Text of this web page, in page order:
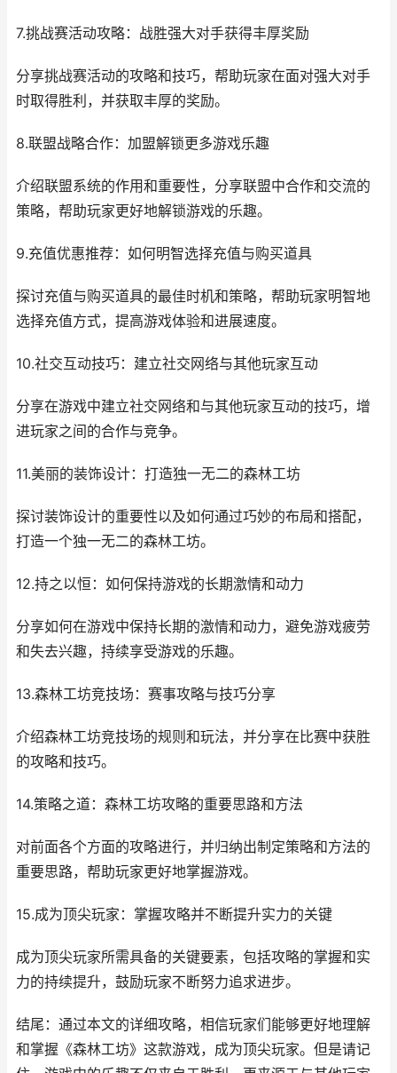
7.挑战赛活动攻略：战胜强大对手获得丰厚奖励
分享挑战赛活动的攻略和技巧，帮助玩家在面对强大对手
时取得胜利，并获取丰厚的奖励。
8.联盟战略合作：加盟解锁更多游戏乐趣
介绍联盟系统的作用和重要性，分享联盟中合作和交流的
策略，帮助玩家更好地解锁游戏的乐趣。
9.充值优惠推荐：如何明智选择充值与购买道具
探讨充值与购买道具的最佳时机和策略，帮助玩家明智地
选择充值方式，提高游戏体验和进展速度。
10.社交互动技巧：建立社交网络与其他玩家互动
分享在游戏中建立社交网络和与其他玩家互动的技巧，增
进玩家之间的合作与竞争。
11.美丽的装饰设计：打造独一无二的森林工坊
探讨装饰设计的重要性以及如何通过巧妙的布局和搭配，
打造一个独一无二的森林工坊。
12.持之以恒：如何保持游戏的长期激情和动力
分享如何在游戏中保持长期的激情和动力，避免游戏疲劳
和失去兴趣，持续享受游戏的乐趣。
13.森林工坊竞技场：赛事攻略与技巧分享
介绍森林工坊竞技场的规则和玩法，并分享在比赛中获胜
的攻略和技巧。
14.策略之道：森林工坊攻略的重要思路和方法
对前面各个方面的攻略进行，并归纳出制定策略和方法的
重要思路，帮助玩家更好地掌握游戏。
15.成为顶尖玩家：掌握攻略并不断提升实力的关键
成为顶尖玩家所需具备的关键要素，包括攻略的掌握和实
力的持续提升，鼓励玩家不断努力追求进步。
结尾：通过本文的详细攻略，相信玩家们能够更好地理解
和掌握《森林工坊》这款游戏，成为顶尖玩家。但是请记